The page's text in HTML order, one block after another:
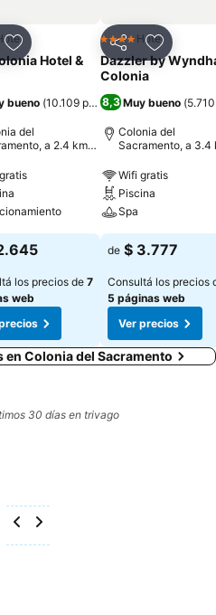
Añadir a favoritos
Hotel &
bueno (10.109 puntuaciones)
del
a 2.4 km
los precios de 7
web
CompartirAñadir
4 EstrellasHotel
Dazzler by
Colonia
8,3 Muy bueno (
Colonia del
Sacramento, a 3.4
Wifi gratis
Piscina
Spa
de $ 3.777
Consultá los precios
5 páginas web
Ver precios
Colonia del Sacramento
30 días en trivago